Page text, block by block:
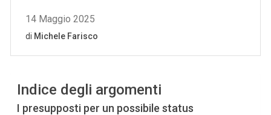
Indice degli argomenti
I presupposti per un possibile status